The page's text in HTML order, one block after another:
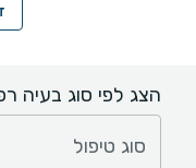
הצג לפי סוג בעיה
סוג טיפול